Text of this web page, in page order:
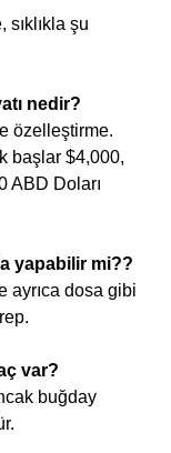
şu
nedir?
özelleştirme.
başlar $4,000,
ABD Doları
yapabilir mi??
ayrıca dosa gibi
var?
buğday